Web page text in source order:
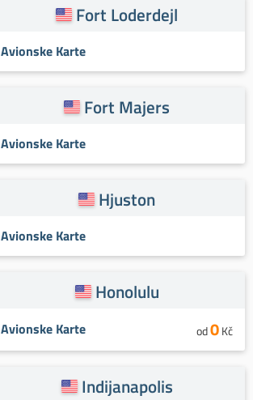
Fort Loderdejl
Avionske Karte
Fort Majers
Avionske Karte
Hjuston
Avionske Karte
Honolulu
Avionske Karte od0Kč
Indijanapolis